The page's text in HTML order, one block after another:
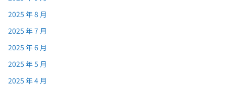
2025 年 8 月
2025 年 7 月
2025 年 6 月
2025 年 5 月
2025 年 4 月